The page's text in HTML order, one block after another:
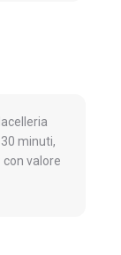
minuti,
valore